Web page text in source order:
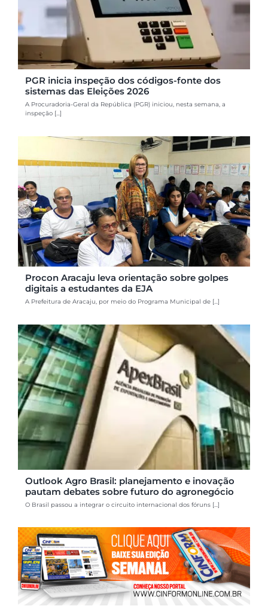
PGR inicia inspeção dos códigos-fonte dos
sistemas das Eleições 2026
A Procuradoria-Geral da República (PGR) iniciou, nesta semana, a
inspeção [...]
Procon Aracaju leva orientação sobre golpes
digitais a estudantes da EJA
A Prefeitura de Aracaju, por meio do Programa Municipal de [...]
Outlook Agro Brasil: planejamento e inovação
pautam debates sobre futuro do agronegócio
O Brasil passou a integrar o circuito internacional dos fóruns [...]